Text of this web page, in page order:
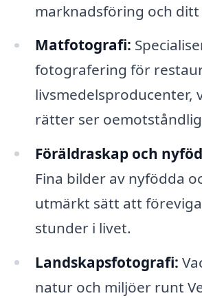
marknadsföring och
Matfotografi:
fotografering för
livsmedelsproducenter,
rätter ser
Föräldraskap och
Fina bilder av nyfödda
utmärkt sätt att
stunder i livet.
Landskapsfotografi:
natur och miljöer runt